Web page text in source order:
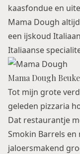
kaasfondue en
Mama Dough
een ijskoud
Italiaanse
Mama Dough
Tot mijn grote
geleden pizzaria
Dat restaurantje
Smokin Barrels en
jaloersmakend